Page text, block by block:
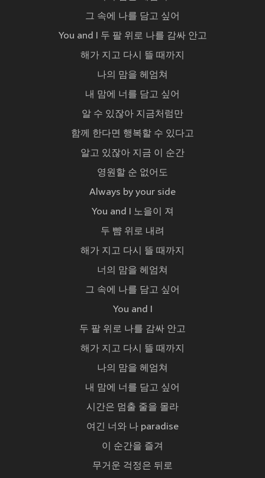
그 속에 나를 담고 싶어
You and I 두 팔 위로 나를 감싸 안고
해가 지고 다시 뜰 때까지
나의 맘을 헤엄쳐
내 맘에 너를 담고 싶어
알 수 있잖아 지금처럼만
함께 한다면 행복할 수 있다고
알고 있잖아 지금 이 순간
영원할 순 없어도
Always by your side
You and I 노을이 져
두 뺨 위로 내려
해가 지고 다시 뜰 때까지
너의 맘을 헤엄쳐
그 속에 나를 담고 싶어
You and I
두 팔 위로 나를 감싸 안고
해가 지고 다시 뜰 때까지
나의 맘을 헤엄쳐
내 맘에 너를 담고 싶어
시간은 멈출 줄을 몰라
여긴 너와 나 paradise
이 순간을 즐겨
무거운 걱정은 뒤로